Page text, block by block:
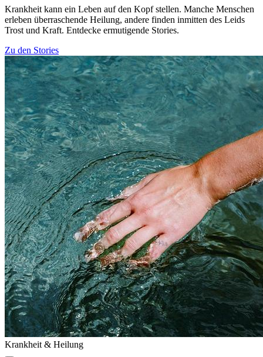
Krankheit kann ein Leben auf den Kopf stellen. Manche Menschen
erleben überraschende Heilung, andere finden inmitten des Leids
Trost und Kraft. Entdecke ermutigende Stories.
Zu den Stories
Krankheit & Heilung